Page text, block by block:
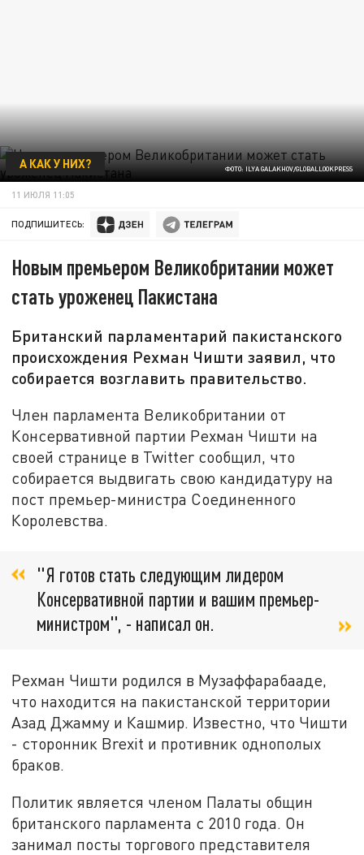
ФОТО: ILYA GALAKHOV/GLOBALLOOKPRESS
А КАК У НИХ?
11 ИЮЛЯ 11:05
ПОДПИШИТЕСЬ:
Новым премьером Великобритании может
стать уроженец Пакистана
Британский парламентарий пакистанского
происхождения Рехман Чишти заявил, что
собирается возглавить правительство.
Член парламента Великобритании от
Консервативной партии Рехман Чишти на
своей странице в Twitter сообщил, что
собирается выдвигать свою кандидатуру на
пост премьер-министра Соединенного
Королевства.
"Я готов стать следующим лидером
Консервативной партии и вашим премьер-
министром", - написал он.
Рехман Чишти родился в Музаффарабааде,
что находится на пакистанской территории
Азад Джамму и Кашмир. Известно, что Чишти
- сторонник Brexit и противник однополых
браков.
Политик является членом Палаты общин
британского парламента с 2010 года. Он
занимал посты торгового представителя